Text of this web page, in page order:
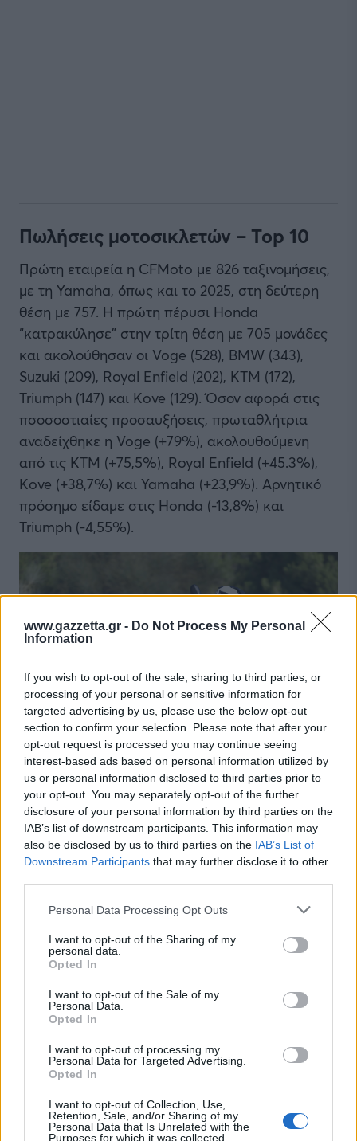
www.gazzetta.gr - Do Not Process My Personal
Information
If you wish to opt-out of the sale, sharing to third parties, or
processing of your personal or sensitive information for
targeted advertising by us, please use the below opt-out
section to confirm your selection. Please note that after your
opt-out request is processed you may continue seeing
interest-based ads based on personal information utilized by
us or personal information disclosed to third parties prior to
your opt-out. You may separately opt-out of the further
disclosure of your personal information by third parties on the
IAB’s list of downstream participants. This information may
also be disclosed by us to third parties on the IAB’s List of
Downstream Participants that may further disclose it to other
Please note that this website/app uses one or more Google
not limited to your visit or usage behaviour. You may click to
grant or deny consent to Google and its third-party tags to
use your data for below specified purposes in below Google
consent section.
Personal Data Processing Opt Outs
I want to opt-out of the Sharing of my
personal data.
Opted In
I want to opt-out of the Sale of my
Personal Data.
Opted In
I want to opt-out of processing my
Personal Data for Targeted Advertising.
Opted In
I want to opt-out of Collection, Use,
Retention, Sale, and/or Sharing of my
Personal Data that Is Unrelated with the
Purposes for which it was collected.
Πωλήσεις μοτοσικλετών – Τοp 10
Πρώτη εταιρεία η CFMoto με 826 ταξινομήσεις,
με τη Yamaha, όπως και το 2025, στη δεύτερη
θέση με 757. Η πρώτη πέρυσι Honda
“κατρακύλησε” στην τρίτη θέση με 705 μονάδες
και ακολούθησαν οι Voge (528), BMW (343),
Suzuki (209), Royal Enfield (202), KTM (172),
Triumph (147) και Kove (129). Όσον αφορά στις
πσοσοστιαίες προσαυξήσεις, πρωταθλήτρια
αναδείχθηκε η Voge (+79%), ακολουθούμενη
από τις ΚΤΜ (+75,5%), Royal Enfield (+45.3%),
Kove (+38,7%) και Yamaha (+23,9%). Αρνητικό
πρόσημο είδαμε στις Honda (-13,8%) και
Triumph (-4,55%).